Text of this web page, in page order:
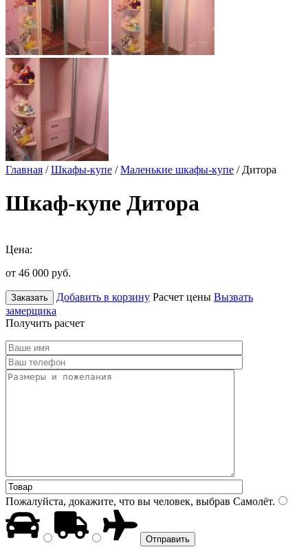
Главная /Шкафы-купе /Маленькие шкафы-купе / Дитора
Шкаф-купе Дитора
Цена:
от 46 000 руб.
Заказать Добавить в корзину Расчет цены Вызвать
замерщика
Получить расчет
Пожалуйста, докажите, что вы человек, выбрав Самолёт.